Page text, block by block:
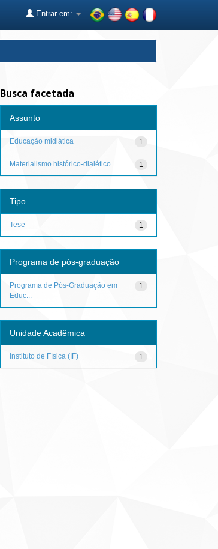
Entrar em:
Busca facetada
Assunto
1
Educação midiática
1
Materialismo histórico-dialético
Tipo
1
Tese
Programa de pós-graduação
1
Programa de Pós-Graduação em
Educ...
Unidade Acadêmica
1
Instituto de Física (IF)